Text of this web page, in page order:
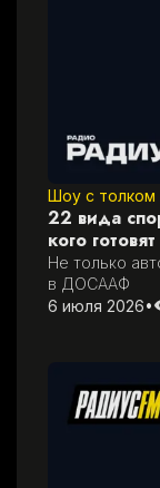
Шоу с толком
22 вида
кого
Не только
в ДОСААФ
6 июля 2026•